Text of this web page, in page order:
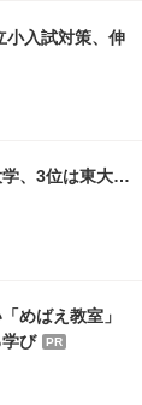
小入試対策、伸
学、3位は東大…
めばえ教室」
び
PR